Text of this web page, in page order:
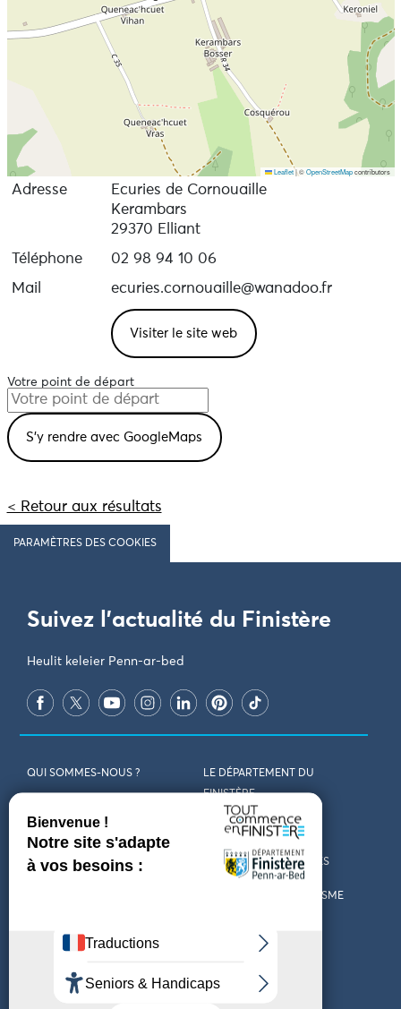
Leaflet|©OpenStreetMapcontributors
Adresse
Ecuries de Cornouaille
Kerambars
29370 Elliant
Téléphone
02 98 94 10 06
Mail
ecuries.cornouaille@wanadoo.fr
Visiter le site web
Votre point de départ
< Retour aux résultats
PARAMÈTRES DES COOKIES
Suivez l'actualité du Finistère
Heulit keleier Penn-ar-bed
QUI SOMMES-NOUS ?
LE DÉPARTEMENT DU
FINISTÈRE
REJOIGNEZ-NOUS VENIR EN FINISTÈRE
CONTACT CARTES ET BROCHURES
LES OFFICES DE TOURISME
D’ACCESSIBILITÉ